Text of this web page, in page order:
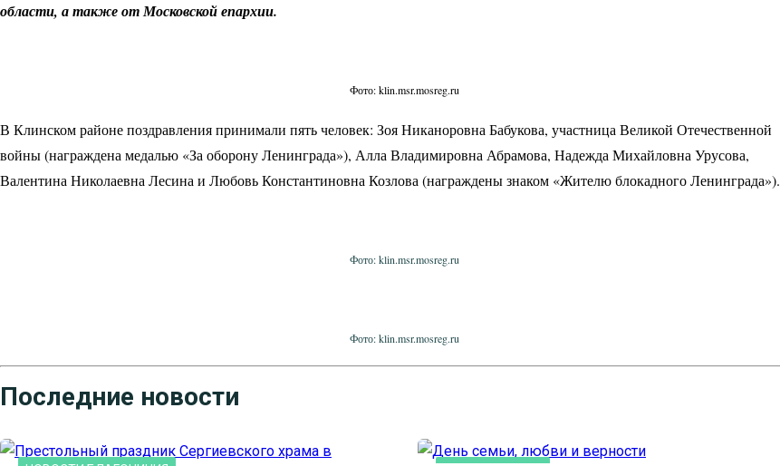
области, а также от Московской епархии.
Фото: klin.msr.mosreg.ru
В Клинском районе поздравления принимали пять человек: Зоя Никаноровна Бабукова, участница Великой Отечественной
войны (награждена медалью «За оборону Ленинграда»), Алла Владимировна Абрамова, Надежда Михайловна Урусова,
Валентина Николаевна Лесина и Любовь Константиновна Козлова (награждены знаком «Жителю блокадного Ленинграда»).
Фото: klin.msr.mosreg.ru
Фото: klin.msr.mosreg.ru
Последние новости